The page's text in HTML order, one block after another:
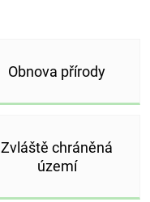
Obnova přírody
Zvláště chráněná
území